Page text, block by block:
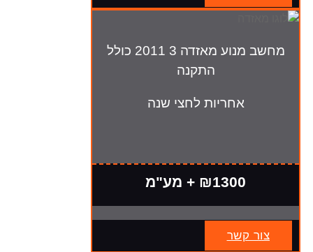
מחשב מנוע מאזדה 3 2011 כולל
התקנה
אחריות לחצי שנה
₪1300 + מע"מ
צור קשר